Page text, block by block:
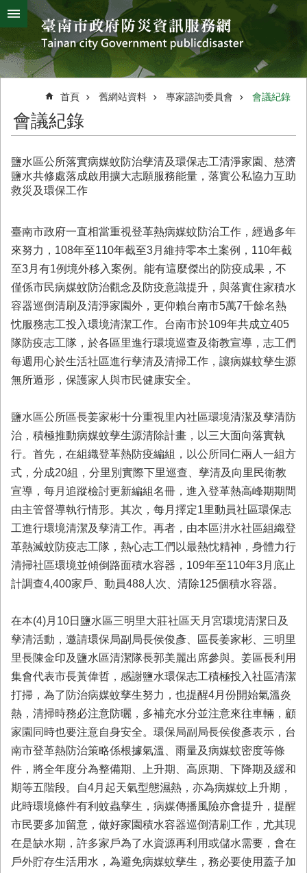
跳到主要內容區塊
搜
尋
進
階
搜
熱
字
颱
風
災
害
救
辦
公
介
災
防
新
聞
業
務
專
區
民
服
務
網
站
導
覽
回
首
頁
首
頁
首頁 舊網站資料 專家諮詢委員會 會議紀錄
會議紀錄
鹽水區公所落實病媒蚊防治孳清及環保志工清淨家園、慈濟
鹽水共修處落成啟用擴大志願服務能量，落實公私協力互助
救災及環保工作
臺南市政府一直相當重視登革熱病媒蚊防治工作，經過多年
來努力，108年至110年截至3月維持零本土案例，110年截
至3月有1例境外移入案例。能有這麼傑出的防疫成果，不
僅係市民病媒蚊防治觀念及防疫意識提升，與落實住家積水
容器巡倒清刷及清淨家園外，更仰賴台南市5萬7千餘名熱
忱服務志工投入環境清潔工作。台南市於109年共成立405
隊防疫志工隊，於各區里進行環境巡查及衛教宣導，志工們
每週用心於生活社區進行孳清及清掃工作，讓病媒蚊孳生源
無所遁形，保護家人與市民健康安全。
鹽水區公所區長姜家彬十分重視里內社區環境清潔及孳清防
治，積極推動病媒蚊孳生源清除計畫，以三大面向落實執
行。首先，在組織登革熱防疫編組，以公所同仁兩人一組方
式，分成20組，分里別實際下里巡查、孳清及向里民衛教
宣導，每月追蹤檢討更新編組名冊，進入登革熱高峰期期間
由主管督導執行情形。其次，每月擇定1里動員社區環保志
工進行環境清潔及孳清工作。再者，由本區汫水社區組織登
革熱滅蚊防疫志工隊，熱心志工們以最熱忱精神，身體力行
清掃社區環境並傾倒路面積水容器，109年至110年3月底止
計調查4,400家戶、動員488人次、清除125個積水容器。
在本(4)月10日鹽水區三明里大莊社區天月宮環境清潔日及
孳清活動，邀請環保局副局長侯俊彥、區長姜家彬、三明里
里長陳金印及鹽水區清潔隊長郭美麗出席參與。姜區長利用
集會代表市長黃偉哲，感謝鹽水環保志工積極投入社區清潔
打掃，為了防治病媒蚊孳生努力，也提醒4月份開始氣溫炎
熱，清掃時務必注意防曬，多補充水分並注意來往車輛，顧
家園同時也要注意自身安全。環保局副局長侯俊彥表示，台
南市登革熱防治策略係根據氣溫、雨量及病媒蚊密度等條
件，將全年度分為整備期、上升期、高原期、下降期及緩和
期等五階段。自4月起天氣型態濕熱，亦為病媒蚊上升期，
此時環境條件有利蚊蟲孳生，病媒傳播風險亦會提升，提醒
市民要多加留意，做好家園積水容器巡倒清刷工作，尤其現
在是缺水期，許多家戶為了水資源再利用或儲水需要，會在
戶外貯存生活用水，為避免病媒蚊孳生，務必要使用蓋子加